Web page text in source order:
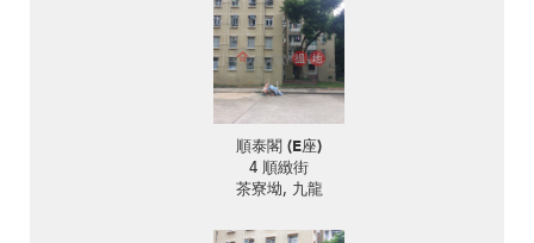
順泰閣 (E座)
4 順緻街
茶寮坳, 九龍